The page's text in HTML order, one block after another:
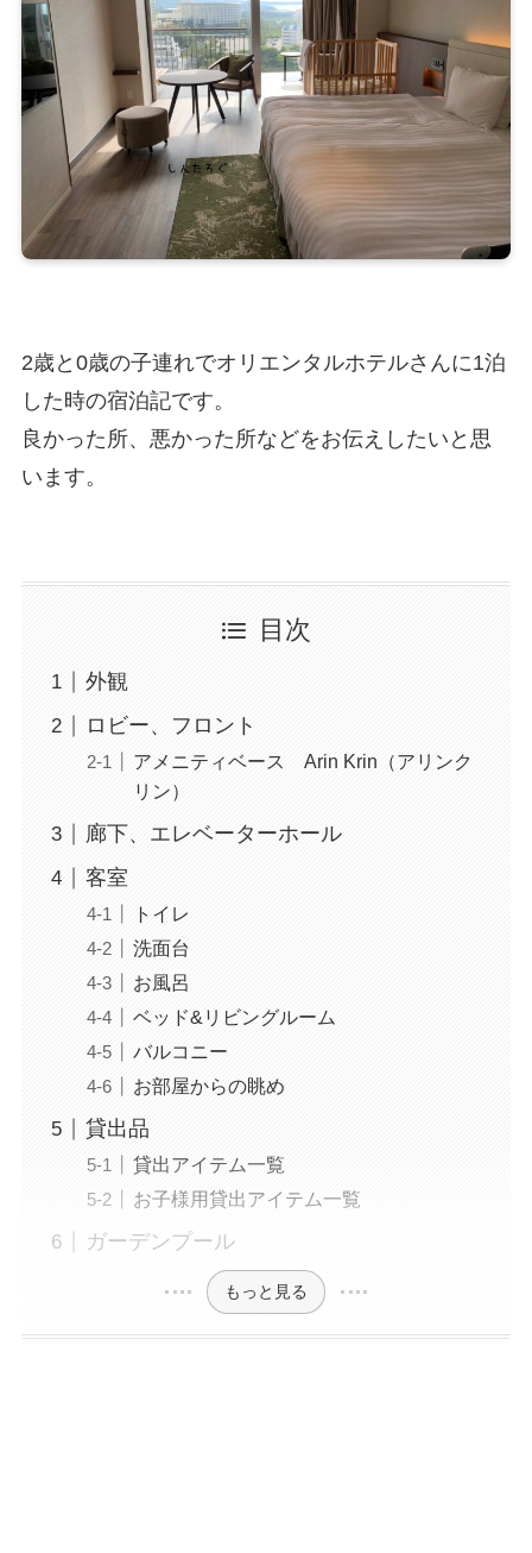
2歳と0歳の子連れでオリエンタルホテルさんに1泊
した時の宿泊記です。
良かった所、悪かった所などをお伝えしたいと思
います。
目次
外観
ロビー、フロント
アメニティベース Arin Krin（アリンク
リン）
廊下、エレベーターホール
客室
トイレ
洗面台
お風呂
ベッド&リビングルーム
バルコニー
お部屋からの眺め
貸出品
貸出アイテム一覧
お子様用貸出アイテム一覧
ガーデンプール
もっと見る